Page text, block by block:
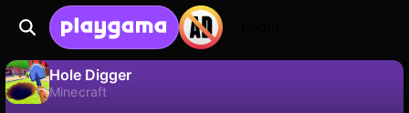
Hole Digger
Minecraft